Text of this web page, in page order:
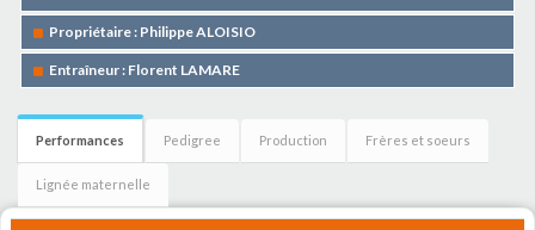
Propriétaire : Philippe ALOISIO
Entraîneur : Florent LAMARE
Performances Pedigree Production Frères et soeurs
Lignée maternelle